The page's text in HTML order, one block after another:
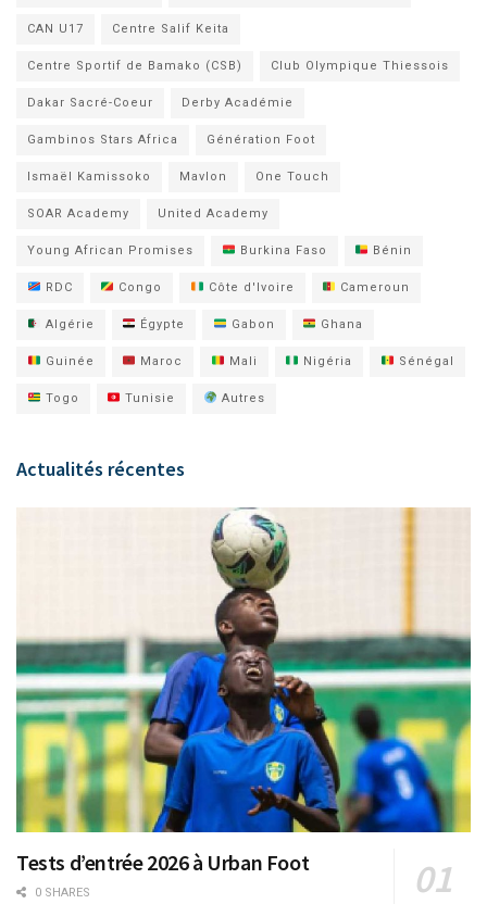
CAN U17 Centre Salif Keita
Centre Sportif de Bamako (CSB) Club Olympique Thiessois
Dakar Sacré-Coeur Derby Académie
Gambinos Stars Africa Génération Foot
Ismaël Kamissoko Mavlon One Touch
SOAR Academy United Academy
Young African Promises Burkina Faso Bénin
RDC Congo Côte d'Ivoire Cameroun
Algérie Égypte Gabon Ghana
Guinée Maroc Mali Nigéria Sénégal
Togo Tunisie Autres
Actualités récentes
Tests d’entrée 2026 à Urban Foot
0 SHARES